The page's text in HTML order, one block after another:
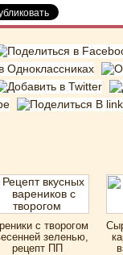
с творогом
зеленью,
рецепт ПП